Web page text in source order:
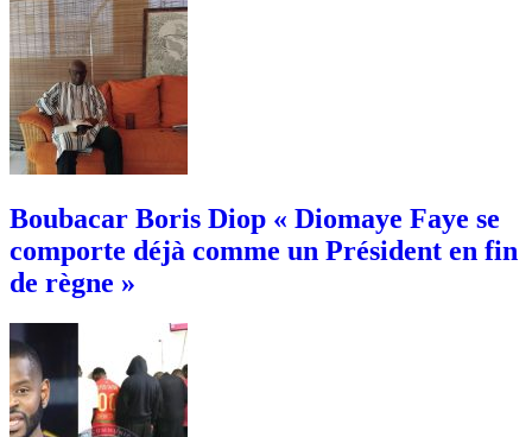
Boubacar Boris Diop « Diomaye Faye se
comporte déjà comme un Président en fin
de règne »